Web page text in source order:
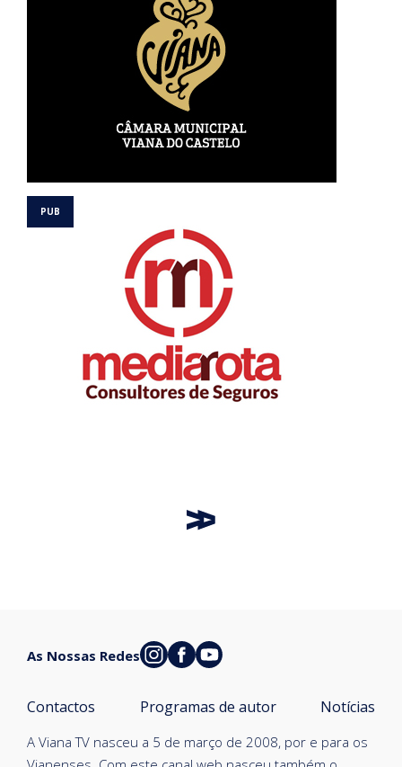
A Viana TV nasceu a 5 de março de 2008, por e para os
Contactos Programas de autor Notícias
As Nossas Redes